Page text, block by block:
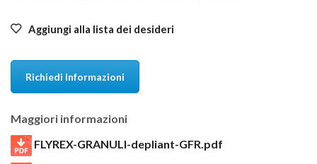
Aggiungi alla lista dei desideri
Richiedi Informazioni
Maggiori informazioni
FLYREX-GRANULI-depliant-GFR.pdf